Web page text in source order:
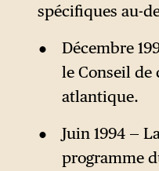
spécifiques au-
Décembre
le Conseil de
atlantique.
Juin 1994 —
programme